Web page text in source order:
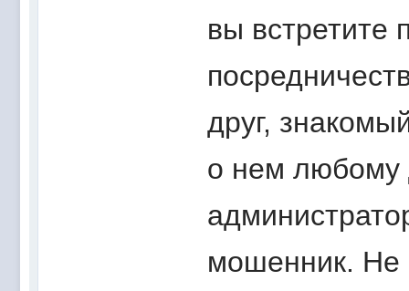
вы встретите
друг,
о нем любому
мошенник. Не